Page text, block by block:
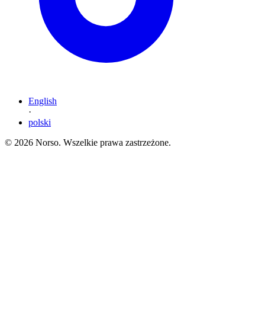
English
·
polski
© 2026 Norso. Wszelkie prawa zastrzeżone.